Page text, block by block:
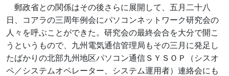
郵政省との関係はその後さらに展開して、五月二十八
日、コアラの三周年例会にパソコンネットワーク研究会の
人々を呼ぶことができた。研究会の最終会合を大分で開こ
うというもので、九州電気通信管理局もその三月に発足し
たばかりの北部九州地区パソコン通信ＳＹＳＯＰ（シスオ
ペ／システムオペレーター、システム運用者）連絡会にも